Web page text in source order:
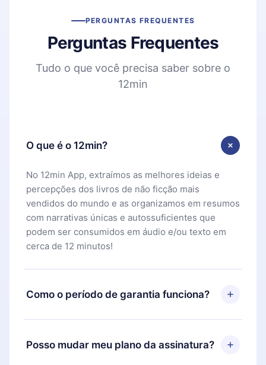
PERGUNTAS FREQUENTES
Perguntas Frequentes
Tudo o que você precisa saber sobre o
12min
O que é o 12min?
No 12min App, extraímos as melhores ideias e
percepções dos livros de não ficção mais
vendidos do mundo e as organizamos em resumos
com narrativas únicas e autossuficientes que
podem ser consumidos em áudio e/ou texto em
cerca de 12 minutos!
Como o período de garantia funciona?
Você pode baixar nosso aplicativo e começar a
aproveitar nossa biblioteca. Se por algum motivo
não ficar satisfeito com nossa plataforma, basta
Posso mudar meu plano da assinatura?